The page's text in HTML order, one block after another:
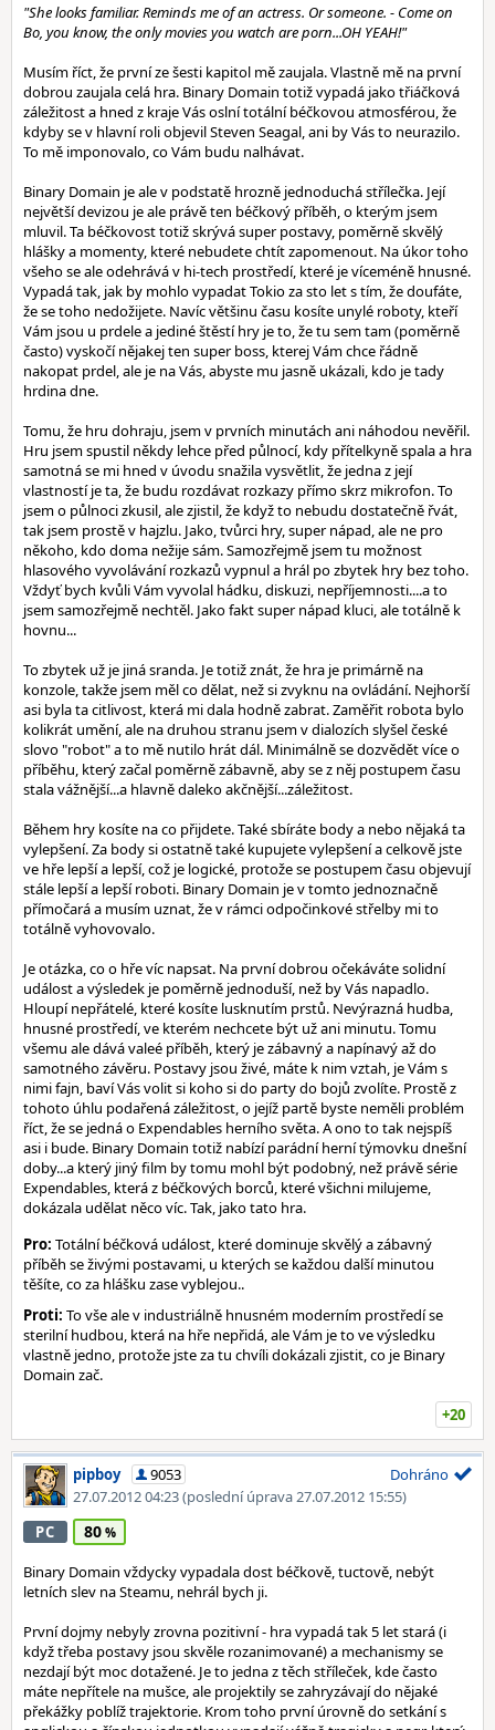
"She looks familiar. Reminds me of an actress. Or someone. - Come on
Bo, you know, the only movies you watch are porn...OH YEAH!"
Musím říct, že první ze šesti kapitol mě zaujala. Vlastně mě na první
dobrou zaujala celá hra. Binary Domain totiž vypadá jako třiáčková
záležitost a hned z kraje Vás oslní totální béčkovou atmosférou, že
kdyby se v hlavní roli objevil Steven Seagal, ani by Vás to neurazilo.
To mě imponovalo, co Vám budu nalhávat.
Binary Domain je ale v podstatě hrozně jednoduchá střílečka. Její
největší devizou je ale právě ten béčkový příběh, o kterým jsem
mluvil. Ta béčkovost totiž skrývá super postavy, poměrně skvělý
hlášky a momenty, které nebudete chtít zapomenout. Na úkor toho
všeho se ale odehrává v hi-tech prostředí, které je víceméně hnusné.
Vypadá tak, jak by mohlo vypadat Tokio za sto let s tím, že doufáte,
že se toho nedožijete. Navíc většinu času kosíte unylé roboty, kteří
Vám jsou u prdele a jediné štěstí hry je to, že tu sem tam (poměrně
často) vyskočí nějakej ten super boss, kterej Vám chce řádně
nakopat prdel, ale je na Vás, abyste mu jasně ukázali, kdo je tady
hrdina dne.
Tomu, že hru dohraju, jsem v prvních minutách ani náhodou nevěřil.
Hru jsem spustil někdy lehce před půlnocí, kdy přítelkyně spala a hra
samotná se mi hned v úvodu snažila vysvětlit, že jedna z její
vlastností je ta, že budu rozdávat rozkazy přímo skrz mikrofon. To
jsem o půlnoci zkusil, ale zjistil, že když to nebudu dostatečně řvát,
tak jsem prostě v hajzlu. Jako, tvůrci hry, super nápad, ale ne pro
někoho, kdo doma nežije sám. Samozřejmě jsem tu možnost
hlasového vyvolávání rozkazů vypnul a hrál po zbytek hry bez toho.
Vždyť bych kvůli Vám vyvolal hádku, diskuzi, nepříjemnosti....a to
jsem samozřejmě nechtěl. Jako fakt super nápad kluci, ale totálně k
hovnu...
To zbytek už je jiná sranda. Je totiž znát, že hra je primárně na
konzole, takže jsem měl co dělat, než si zvyknu na ovládání. Nejhorší
asi byla ta citlivost, která mi dala hodně zabrat. Zaměřit robota bylo
kolikrát umění, ale na druhou stranu jsem v dialozích slyšel české
slovo "robot" a to mě nutilo hrát dál. Minimálně se dozvědět více o
příběhu, který začal poměrně zábavně, aby se z něj postupem času
stala vážnější...a hlavně daleko akčnější...záležitost.
Během hry kosíte na co přijdete. Také sbíráte body a nebo nějaká ta
vylepšení. Za body si ostatně také kupujete vylepšení a celkově jste
ve hře lepší a lepší, což je logické, protože se postupem času objevují
stále lepší a lepší roboti. Binary Domain je v tomto jednoznačně
přímočará a musím uznat, že v rámci odpočinkové střelby mi to
totálně vyhovovalo.
Je otázka, co o hře víc napsat. Na první dobrou očekáváte solidní
událost a výsledek je poměrně jednoduší, než by Vás napadlo.
Hloupí nepřátelé, které kosíte lusknutím prstů. Nevýrazná hudba,
hnusné prostředí, ve kterém nechcete být už ani minutu. Tomu
všemu ale dává valeé příběh, který je zábavný a napínavý až do
samotného závěru. Postavy jsou živé, máte k nim vztah, je Vám s
nimi fajn, baví Vás volit si koho si do party do bojů zvolíte. Prostě z
tohoto úhlu podařená záležitost, o jejíž partě byste neměli problém
říct, že se jedná o Expendables herního světa. A ono to tak nejspíš
asi i bude. Binary Domain totiž nabízí parádní herní týmovku dnešní
doby...a který jiný film by tomu mohl být podobný, než právě série
Expendables, která z béčkových borců, které všichni milujeme,
dokázala udělat něco víc. Tak, jako tato hra.
Pro: Totální béčková událost, které dominuje skvělý a zábavný
příběh se živými postavami, u kterých se každou další minutou
těšíte, co za hlášku zase vyblejou..
Proti: To vše ale v industriálně hnusném moderním prostředí se
sterilní hudbou, která na hře nepřidá, ale Vám je to ve výsledku
vlastně jedno, protože jste za tu chvíli dokázali zjistit, co je Binary
Domain zač.
+20
pipboy
9053
27.07.2012 04:23(poslední úprava 27.07.2012 15:55)
Dohráno
PC 80
Binary Domain vždycky vypadala dost béčkově, tuctově, nebýt
letních slev na Steamu, nehrál bych ji.
První dojmy nebyly zrovna pozitivní - hra vypadá tak 5 let stará (i
když třeba postavy jsou skvěle rozanimované) a mechanismy se
nezdají být moc dotažené. Je to jedna z těch stříleček, kde často
máte nepřítele na mušce, ale projektily se zahryzávají do nějaké
překážky poblíž trajektorie. Krom toho první úrovně do setkání s